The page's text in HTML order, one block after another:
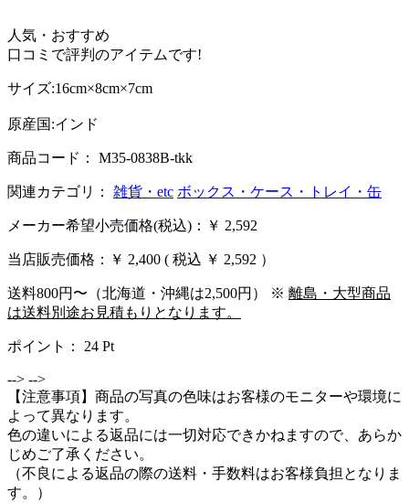
人気・おすすめ
口コミで評判のアイテムです!
サイズ:16cm×8cm×7cm
原産国:インド
商品コード： M35-0838B-tkk
関連カテゴリ： 雑貨・etc ボックス・ケース・トレイ・缶
メーカー希望小売価格(税込)：￥ 2,592
当店販売価格： ￥ 2,400 ( 税込 ￥ 2,592 ）
送料800円〜（北海道・沖縄は2,500円） ※ 離島・大型商品
は送料別途お見積もりとなります。
ポイント： 24 Pt
--> -->
【注意事項】商品の写真の色味はお客様のモニターや環境に
よって異なります。
色の違いによる返品には一切対応できかねますので、あらか
じめご了承ください。
（不良による返品の際の送料・手数料はお客様負担となりま
す。）